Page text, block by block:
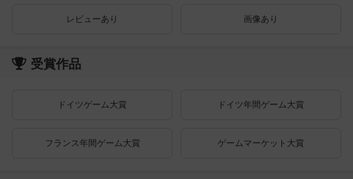
レビューあり 画像あり
受賞作品
ドイツゲーム大賞 ドイツ年間ゲーム大賞
フランス年間ゲーム大賞 ゲームマーケット大賞